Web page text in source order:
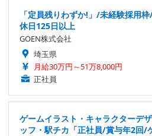
「定員残りわずか!」/未経験採用
休日125日以上
GOEN株式会社
埼玉県
月給30万円～51万8,000円
正社員
ゲームイラスト・キャラクターデ
ッフ・駅チカ「正社員/賞与年2回/